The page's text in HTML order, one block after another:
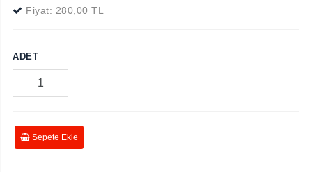
Fiyat: 280,00 TL
ADET
Sepete Ekle